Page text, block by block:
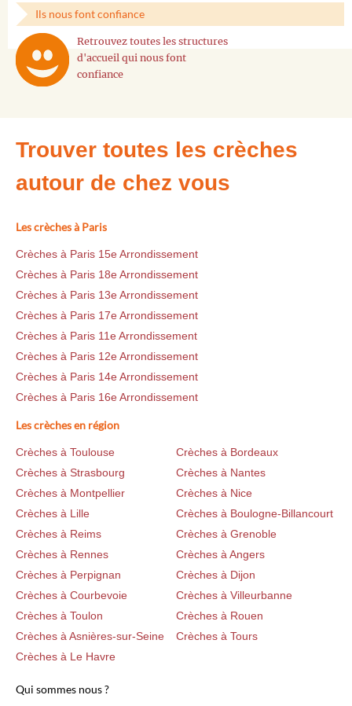
Ils nous font confiance
Retrouvez toutes les structures
d'accueil qui nous font
confiance
Trouver toutes les crèches
autour de chez vous
Les crèches à Paris
Crèches à Paris 15e Arrondissement
Crèches à Paris 18e Arrondissement
Crèches à Paris 13e Arrondissement
Crèches à Paris 17e Arrondissement
Crèches à Paris 11e Arrondissement
Crèches à Paris 12e Arrondissement
Crèches à Paris 14e Arrondissement
Crèches à Paris 16e Arrondissement
Les crèches en région
Crèches à Toulouse
Crèches à Bordeaux
Crèches à Strasbourg
Crèches à Nantes
Crèches à Montpellier
Crèches à Nice
Crèches à Lille
Crèches à Boulogne-Billancourt
Crèches à Reims
Crèches à Grenoble
Crèches à Rennes
Crèches à Angers
Crèches à Perpignan
Crèches à Dijon
Crèches à Courbevoie
Crèches à Villeurbanne
Crèches à Toulon
Crèches à Rouen
Crèches à Asnières-sur-Seine
Crèches à Tours
Crèches à Le Havre
Qui sommes nous ?